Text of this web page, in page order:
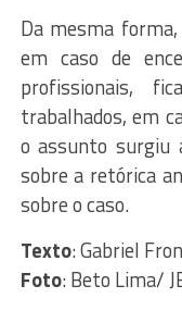
Da mesma
em caso de
profissionais,
trabalhados, em
o assunto surgiu
sobre a retórica
sobre o caso.
Texto: Gabriel
Foto: Beto Lima/